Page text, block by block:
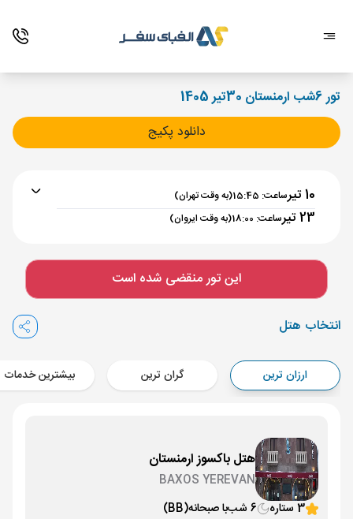
تور 6شب ارمنستان 30تیر 1405
دانلود پکیج
10 تیر ساعت: 15:45 (به وقت تهران)
23 تیر ساعت: 18:00 (به وقت ایروان)
تهران , فرودگاه بین‌المللی امام خمینی IKA
مدت پرواز :
ایروان ,
Aircraft - معراج ایر (Economy)
برنامه برگشت :23 تیر ساعت: 18:00
مدت پرواز :02:00
تهران , فرودگاه بین‌المللی امام خمینی IKA
Aircraft - معراج ایر (Economy)
این تور منقضی شده است
انتخاب هتل
ارزان ترین گران ترین بیشترین خدمات
هتل باکسوز ارمنستان
BAXOS YEREVAN
3 ستاره
6 شب با صبحانه(BB)